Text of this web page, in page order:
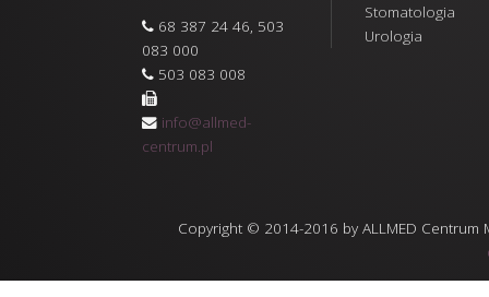
68 387 24 46, 503
083 000
503 083 008
info@allmed-
centrum.pl
Stomatologia
Urologia
Copyright © 2014-2016 by ALLMED